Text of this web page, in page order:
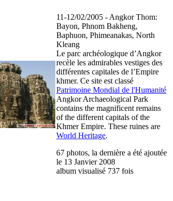
11-12/02/2005 - Angkor Thom:
Bayon, Phnom Bakheng,
Baphuon, Phimeanakas, North
Kleang
Le parc archéologique d’Angkor
recèle les admirables vestiges des
différentes capitales de l’Empire
khmer. Ce site est classé
Patrimoine Mondial de l'Humanité
Angkor Archaeological Park
contains the magnificent remains
of the different capitals of the
Khmer Empire. These ruines are
World Heritage.
67 photos, la dernière a été ajoutée
le 13 Janvier 2008
album visualisé 737 fois